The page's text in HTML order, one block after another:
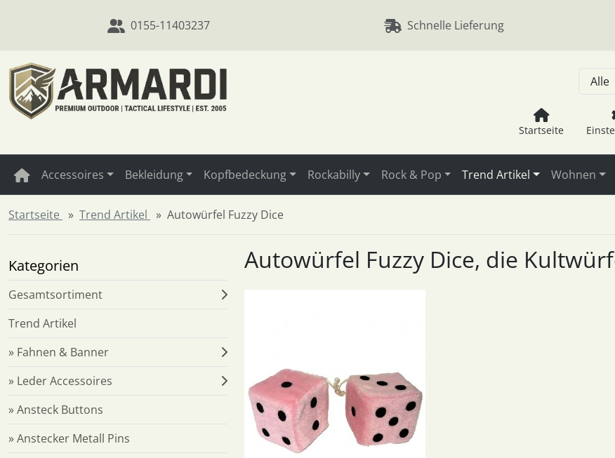
0155-11403237 Schnelle Lieferung
Startseite
Accessoires Bekleidung Kopfbedeckung Rockabilly Rock & Pop Trend Artikel Wohnen
Startseite Trend Artikel Autowürfel Fuzzy Dice
Kategorien
Gesamtsortiment
Trend Artikel
» Fahnen & Banner
» Leder Accessoires
» Ansteck Buttons
» Anstecker Metall Pins
Autowürfel Fuzzy Dice, die